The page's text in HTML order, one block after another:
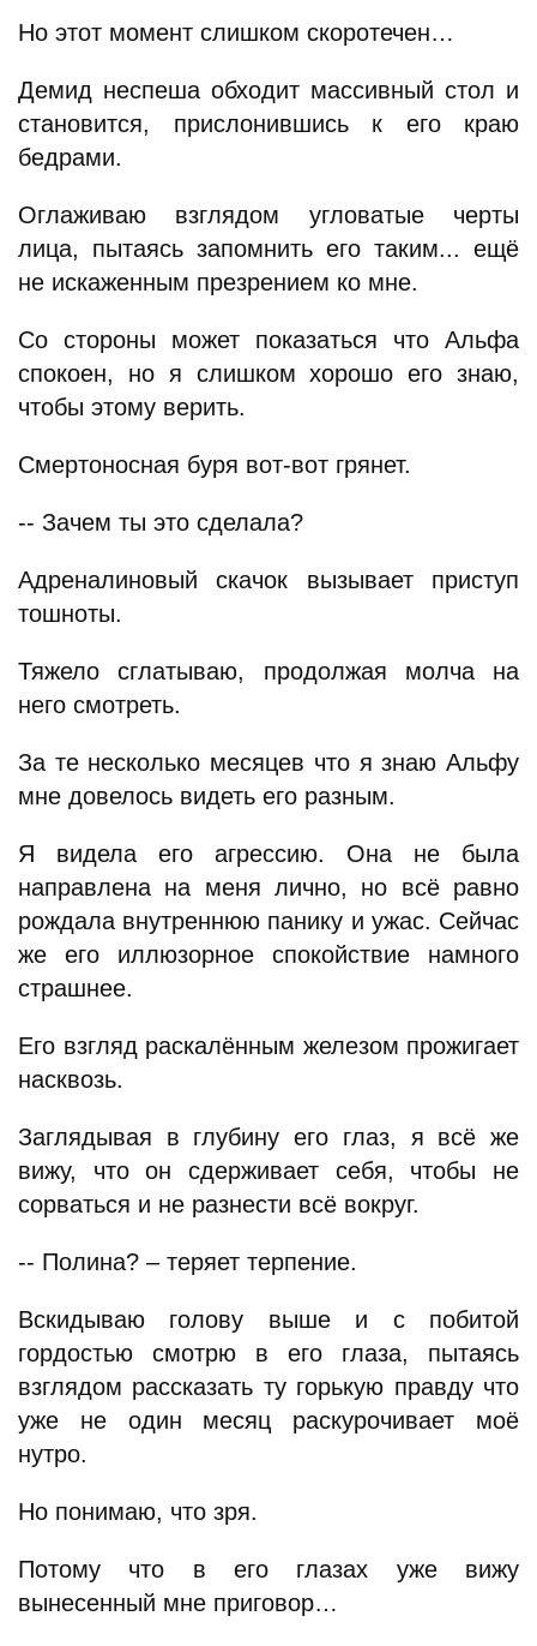
Но этот момент слишком скоротечен…
Демид неспеша обходит массивный стол и
становится, прислонившись к его краю
бедрами.
Оглаживаю взглядом угловатые черты
лица, пытаясь запомнить его таким... ещё
не искаженным презрением ко мне.
Со стороны может показаться что Альфа
спокоен, но я слишком хорошо его знаю,
чтобы этому верить.
Смертоносная буря вот-вот грянет.
-- Зачем ты это сделала?
Адреналиновый скачок вызывает приступ
тошноты.
Тяжело сглатываю, продолжая молча на
него смотреть.
За те несколько месяцев что я знаю Альфу
мне довелось видеть его разным.
Я видела его агрессию. Она не была
направлена на меня лично, но всё равно
рождала внутреннюю панику и ужас. Сейчас
же его иллюзорное спокойствие намного
страшнее.
Его взгляд раскалённым железом прожигает
насквозь.
Заглядывая в глубину его глаз, я всё же
вижу, что он сдерживает себя, чтобы не
сорваться и не разнести всё вокруг.
-- Полина? – теряет терпение.
Вскидываю голову выше и с побитой
гордостью смотрю в его глаза, пытаясь
взглядом рассказать ту горькую правду что
уже не один месяц раскурочивает моё
нутро.
Но понимаю, что зря.
Потому что в его глазах уже вижу
вынесенный мне приговор…